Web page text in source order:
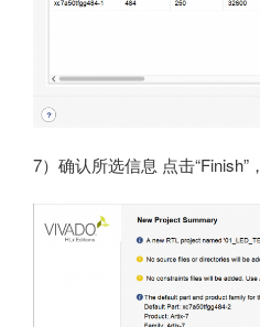
7）确认所选信息 点击